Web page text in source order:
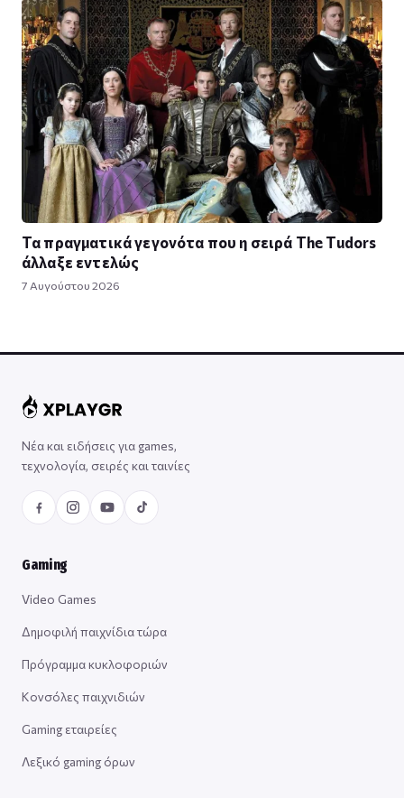
Τα πραγματικά γεγονότα που η σειρά The Tudors
άλλαξε εντελώς
7 Αυγούστου 2026
Νέα και ειδήσεις για games,
τεχνολογία, σειρές και ταινίες
Gaming
Video Games
Δημοφιλή παιχνίδια τώρα
Πρόγραμμα κυκλοφοριών
Κονσόλες παιχνιδιών
Gaming εταιρείες
Λεξικό gaming όρων